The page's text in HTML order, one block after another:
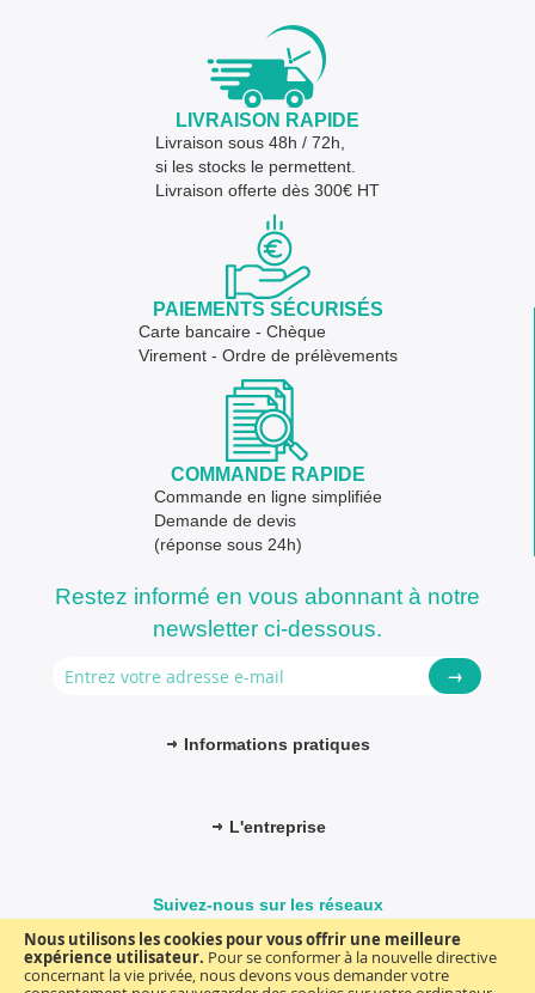
Nous utilisons les cookies pour vous offrir une meilleure
expérience utilisateur. Pour se conformer à la nouvelle directive
concernant la vie privée, nous devons vous demander votre
LIVRAISON RAPIDE
Livraison sous 48h / 72h,
si les stocks le permettent.
Livraison offerte dès 300€ HT
PAIEMENTS SÉCURISÉS
Carte bancaire - Chèque
Virement - Ordre de prélèvements
COMMANDE RAPIDE
Commande en ligne simplifiée
Demande de devis
(réponse sous 24h)
Restez informé en vous abonnant à notre
newsletter ci-dessous.
→
Informations pratiques
L'entreprise
Suivez-nous sur les réseaux